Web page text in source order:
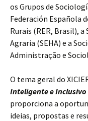
os Grupos de
Federación Española
Rurais (RER, Brasil),
Agraria (SEHA) e a
Administração e
O tema geral do
Inteligente e
proporciona a
ideias, propostas e